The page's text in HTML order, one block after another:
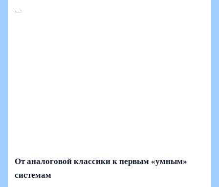
---
От аналоговой классики к первым «умным»
системам